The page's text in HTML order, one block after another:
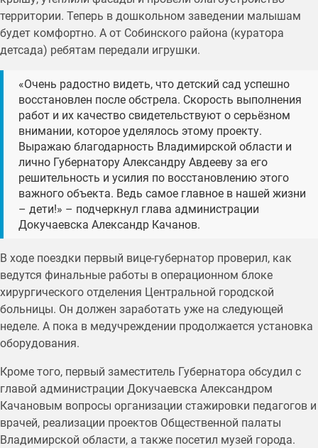
территории. Теперь в дошкольном заведении малышам
будет комфортно. А от Собинского района (куратора
детсада) ребятам передали игрушки.
«Очень радостно видеть, что детский сад успешно
восстановлен после обстрела. Скорость выполнения
работ и их качество свидетельствуют о серьёзном
внимании, которое уделялось этому проекту.
Выражаю благодарность Владимирской области и
лично Губернатору Александру Авдееву за его
решительность и усилия по восстановлению этого
важного объекта. Ведь самое главное в нашей жизни
– дети!» – подчеркнул глава администрации
Докучаевска Александр Качанов.
В ходе поездки первый вице-губернатор проверил, как
ведутся финальные работы в операционном блоке
хирургического отделения Центральной городской
больницы. Он должен заработать уже на следующей
неделе. А пока в медучреждении продолжается установка
оборудования.
Кроме того, первый заместитель Губернатора обсудил с
главой администрации Докучаевска Александром
Качановым вопросы организации стажировки педагогов и
врачей, реализации проектов Общественной палаты
Владимирской области, а также посетил музей города.